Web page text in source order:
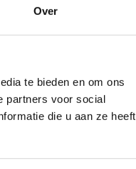
Over
te bieden en om ons
partners voor social
die u aan ze heeft